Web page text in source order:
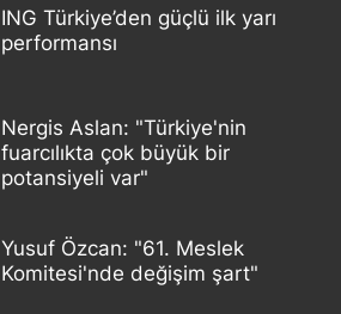
ING Türkiye’den güçlü ilk yarı
performansı
Nergis Aslan: "Türkiye'nin
fuarcılıkta çok büyük bir
potansiyeli var"
Yusuf Özcan: "61. Meslek
Komitesi'nde değişim şart"